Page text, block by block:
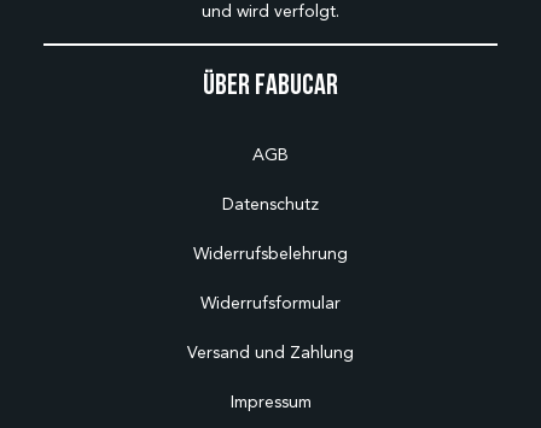
Über Fabucar
AGB
Datenschutz
Widerrufsbelehrung
Widerrufsformular
Versand und Zahlung
Impressum
und wird verfolgt.